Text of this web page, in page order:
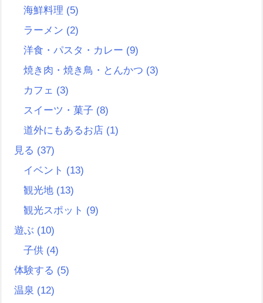
海鮮料理 (5)
ラーメン (2)
洋食・パスタ・カレー (9)
焼き肉・焼き鳥・とんかつ (3)
カフェ (3)
スイーツ・菓子 (8)
道外にもあるお店 (1)
見る (37)
イベント (13)
観光地 (13)
観光スポット (9)
遊ぶ (10)
子供 (4)
体験する (5)
温泉 (12)